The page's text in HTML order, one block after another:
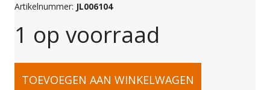
Artikelnummer: JL006104
1 op voorraad
C-
TOEVOEGEN AAN WINKELWAGEN